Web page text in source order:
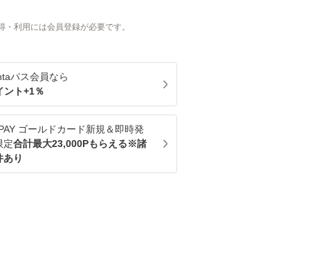
・利用には会員登録が必要です。
パス会員なら
ント+1％
ゴールドカード新規＆即時発
定合計最大23,000Pもらえる※諸
あり